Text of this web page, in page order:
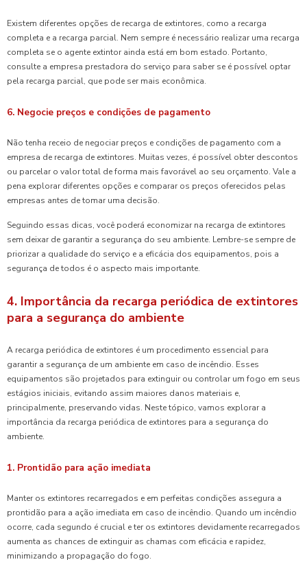
Existem diferentes opções de recarga de extintores, como a recarga
completa e a recarga parcial. Nem sempre é necessário realizar uma recarga
completa se o agente extintor ainda está em bom estado. Portanto,
consulte a empresa prestadora do serviço para saber se é possível optar
pela recarga parcial, que pode ser mais econômica.
6. Negocie preços e condições de pagamento
Não tenha receio de negociar preços e condições de pagamento com a
empresa de recarga de extintores. Muitas vezes, é possível obter descontos
ou parcelar o valor total de forma mais favorável ao seu orçamento. Vale a
pena explorar diferentes opções e comparar os preços oferecidos pelas
empresas antes de tomar uma decisão.
Seguindo essas dicas, você poderá economizar na recarga de extintores
sem deixar de garantir a segurança do seu ambiente. Lembre-se sempre de
priorizar a qualidade do serviço e a eficácia dos equipamentos, pois a
segurança de todos é o aspecto mais importante.
4. Importância da recarga periódica de extintores
para a segurança do ambiente
A recarga periódica de extintores é um procedimento essencial para
garantir a segurança de um ambiente em caso de incêndio. Esses
equipamentos são projetados para extinguir ou controlar um fogo em seus
estágios iniciais, evitando assim maiores danos materiais e,
principalmente, preservando vidas. Neste tópico, vamos explorar a
importância da recarga periódica de extintores para a segurança do
ambiente.
1. Prontidão para ação imediata
Manter os extintores recarregados e em perfeitas condições assegura a
prontidão para a ação imediata em caso de incêndio. Quando um incêndio
ocorre, cada segundo é crucial e ter os extintores devidamente recarregados
aumenta as chances de extinguir as chamas com eficácia e rapidez,
minimizando a propagação do fogo.